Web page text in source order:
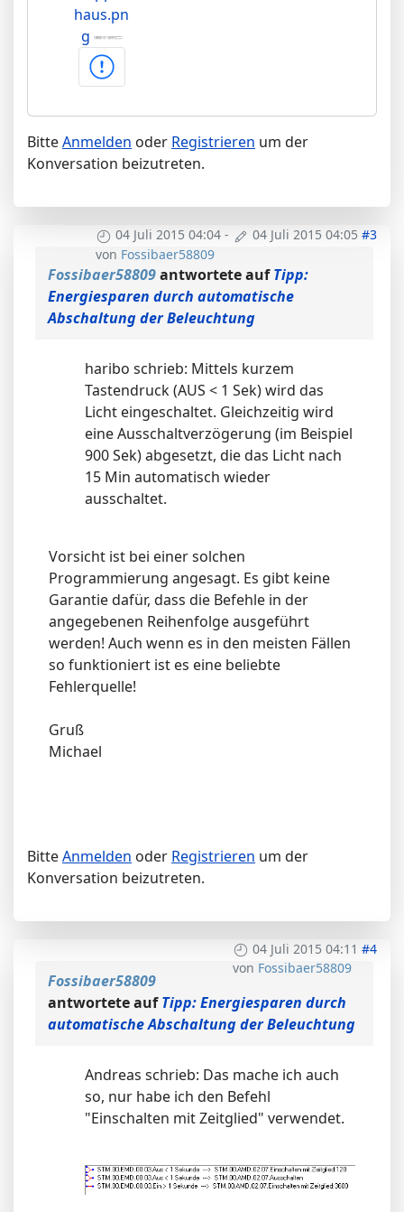
haus.pn
g
BitteAnmelden oder Registrieren um der
Konversation beizutreten.
04 Juli 2015 04:04 - 04 Juli 2015 04:05 #3
von Fossibaer58809
Fossibaer58809antwortete aufTipp:
Energiesparen durch automatische
Abschaltung der Beleuchtung
haribo schrieb: Mittels kurzem
Tastendruck (AUS < 1 Sek) wird das
Licht eingeschaltet. Gleichzeitig wird
eine Ausschaltverzögerung (im Beispiel
900 Sek) abgesetzt, die das Licht nach
15 Min automatisch wieder
ausschaltet.
Vorsicht ist bei einer solchen
Programmierung angesagt. Es gibt keine
Garantie dafür, dass die Befehle in der
angegebenen Reihenfolge ausgeführt
werden! Auch wenn es in den meisten Fällen
so funktioniert ist es eine beliebte
Fehlerquelle!
Gruß
Michael
BitteAnmelden oder Registrieren um der
Konversation beizutreten.
04 Juli 2015 04:11 #4
von Fossibaer58809
Fossibaer58809
antwortete aufTipp: Energiesparen durch
automatische Abschaltung der Beleuchtung
Andreas schrieb: Das mache ich auch
so, nur habe ich den Befehl
"Einschalten mit Zeitglied" verwendet.